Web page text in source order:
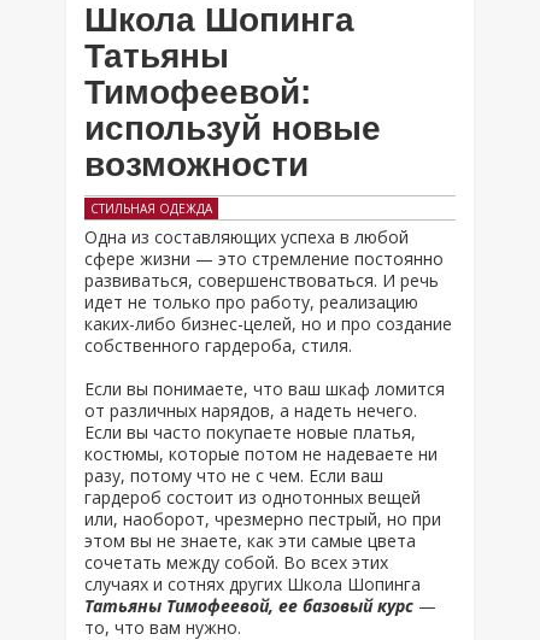
Школа Шопинга
Татьяны
Тимофеевой:
используй новые
возможности
СТИЛЬНАЯ ОДЕЖДА
Одна из составляющих успеха в любой
сфере жизни — это стремление постоянно
развиваться, совершенствоваться. И речь
идет не только про работу, реализацию
каких-либо бизнес-целей, но и про создание
собственного гардероба, стиля.
Если вы понимаете, что ваш шкаф ломится
от различных нарядов, а надеть нечего.
Если вы часто покупаете новые платья,
костюмы, которые потом не надеваете ни
разу, потому что не с чем. Если ваш
гардероб состоит из однотонных вещей
или, наоборот, чрезмерно пестрый, но при
этом вы не знаете, как эти самые цвета
сочетать между собой. Во всех этих
случаях и сотнях других Школа Шопинга
Татьяны Тимофеевой, ее базовый курс —
то, что вам нужно.